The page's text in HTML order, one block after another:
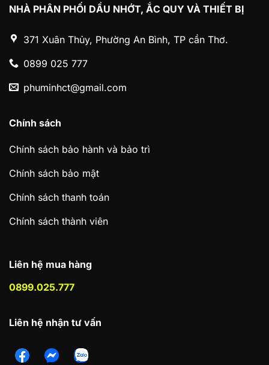
NHÀ PHÂN PHỐI DẦU NHỚT, ẮC QUY VÀ THIẾT BỊ
371 Xuân Thủy, Phường An Bình, TP cần Thơ.
0899 025 777
phuminhct@gmail.com
Chính sách
Chính sách bảo hành và bảo trì
Chính sách bảo mật
Chính sách thanh toán
Chính sách thành viên
Liên hệ mua hàng
0899.025.777
Liên hệ nhận tư vấn